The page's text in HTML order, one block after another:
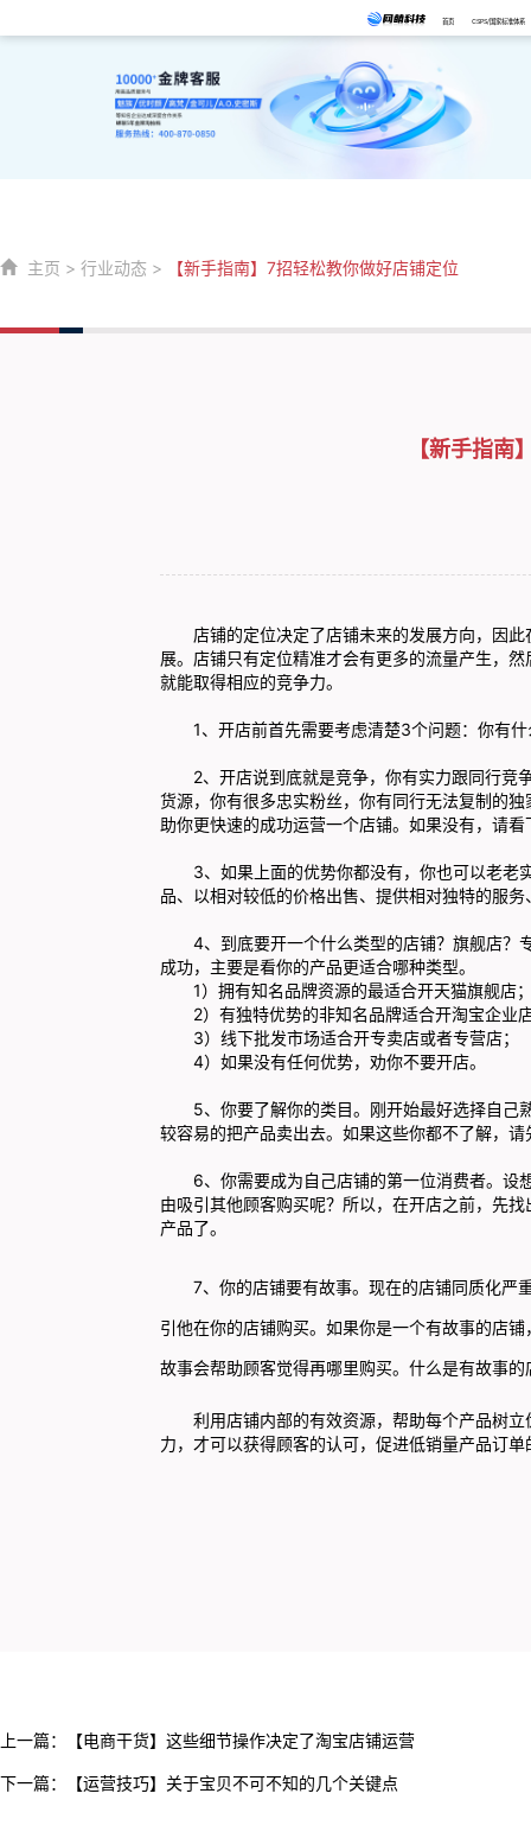
首页 CSPS/国家标准体系
主页 > 行业动态 > 【新手指南】7招轻松教你做好店铺定位
【新手指南
店铺的定位决定了店铺未来的发展方向，因此
展。店铺只有定位精准才会有更多的流量产生，
就能取得相应的竞争力。
1、开店前首先需要考虑清楚3个问题：你有什
2、开店说到底就是竞争，你有实力跟同行竞
货源，你有很多忠实粉丝，你有同行无法复制的
助你更快速的成功运营一个店铺。如果没有，请看
3、如果上面的优势你都没有，你也可以老老
品、以相对较低的价格出售、提供相对独特的服
4、到底要开一个什么类型的店铺？旗舰店？
成功，主要是看你的产品更适合哪种类型。
1）拥有知名品牌资源的最适合开天猫旗舰店
2）有独特优势的非知名品牌适合开淘宝企业
3）线下批发市场适合开专卖店或者专营店；
4）如果没有任何优势，劝你不要开店。
5、你要了解你的类目。刚开始最好选择自己
较容易的把产品卖出去。如果这些你都不了解，
6、你需要成为自己店铺的第一位消费者。设
由吸引其他顾客购买呢？所以，在开店之前，先
产品了。
7、 你的店铺要有故事。现在的店铺同质化严
引他在你的店铺购买。如果你是一个有故事的店
故事会帮助顾客觉得再哪里购买。什么是有故事的
利用店铺内部的有效资源，帮助每个产品树立
力，才可以获得顾客的认可，促进低销量产品订单
上一篇： 【电商干货】这些细节操作决定了淘宝店铺运营
下一篇： 【运营技巧】关于宝贝不可不知的几个关键点